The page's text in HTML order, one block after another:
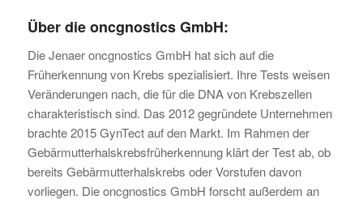
Über die oncgnostics GmbH:
Die Jenaer oncgnostics GmbH hat sich auf die
Früherkennung von Krebs spezialisiert. Ihre Tests weisen
Veränderungen nach, die für die DNA von Krebszellen
charakteristisch sind. Das 2012 gegründete Unternehmen
brachte 2015 GynTect auf den Markt. Im Rahmen der
Gebärmutterhalskrebsfrüherkennung klärt der Test ab, ob
bereits Gebärmutterhalskrebs oder Vorstufen davon
vorliegen. Die oncgnostics GmbH forscht außerdem an